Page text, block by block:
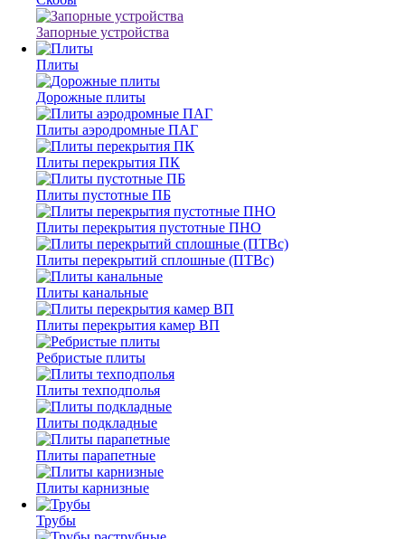
Запорные устройства
Плиты
Дорожные плиты
Плиты аэродромные ПАГ
Плиты перекрытия ПК
Плиты пустотные ПБ
Плиты перекрытия пустотные ПНО
Плиты перекрытий сплошные (ПТВс)
Плиты канальные
Плиты перекрытия камер ВП
Ребристые плиты
Плиты техподполья
Плиты подкладные
Плиты парапетные
Плиты карнизные
Трубы